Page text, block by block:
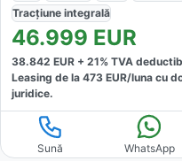
Tracțiune integrală
46.999 EUR
38.842 EUR + 21% TVA
Leasing de la 473 EUR/luna cu
juridice.
Sună WhatsApp